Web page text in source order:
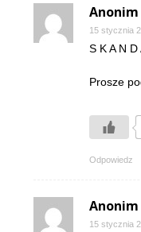
Anonim
15 stycznia
S K A N D
Prosze
Odpowiedz
Anonim
15 stycznia